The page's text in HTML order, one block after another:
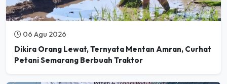
06 Agu 2026
Dikira Orang Lewat, Ternyata Mentan Amran, Curhat
Petani Semarang Berbuah Traktor